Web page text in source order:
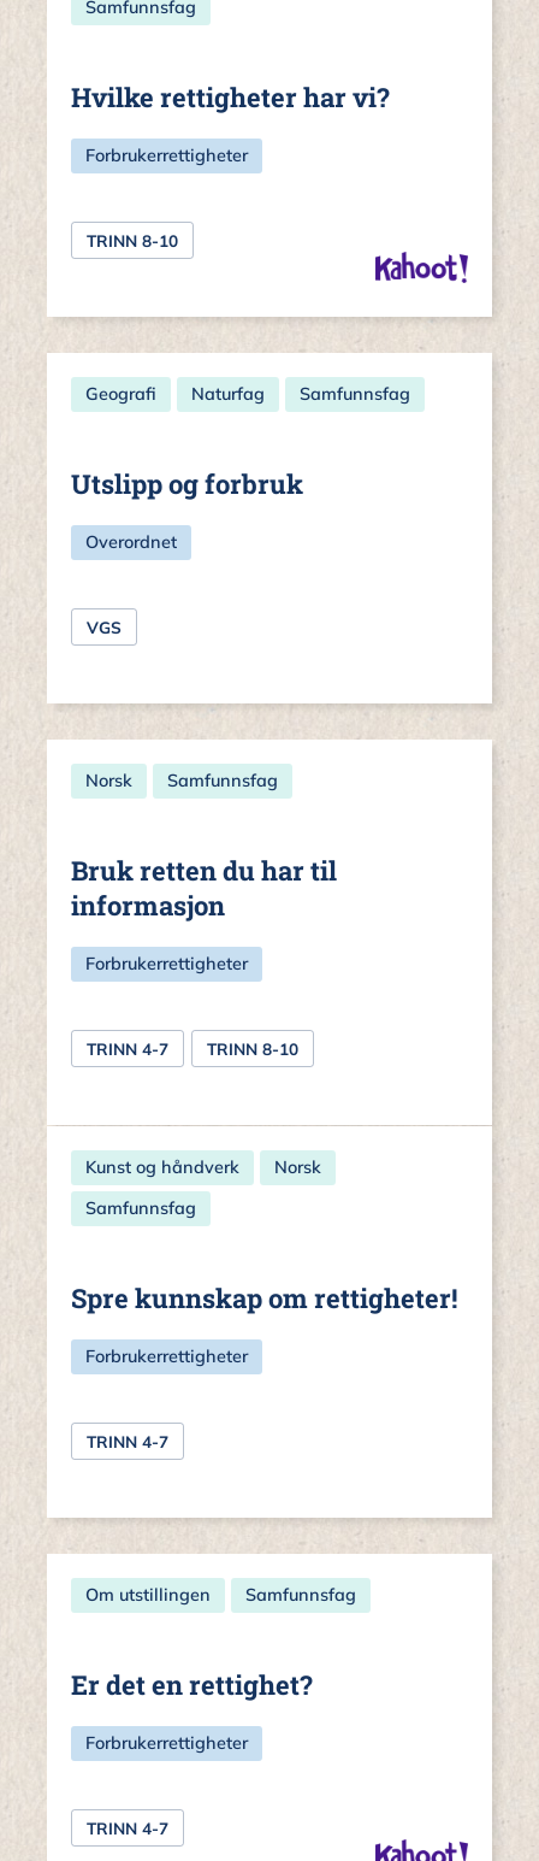
Samfunnsfag
Hvilke rettigheter har vi?
Forbrukerrettigheter
TRINN 8-10
Geografi Naturfag Samfunnsfag
Utslipp og forbruk
Overordnet
VGS
Norsk Samfunnsfag
Bruk retten du har til
informasjon
Forbrukerrettigheter
TRINN 4-7 TRINN 8-10
Kunst og håndverk
Norsk
Samfunnsfag
Spre kunnskap om rettigheter!
Forbrukerrettigheter
TRINN 4-7
Om utstillingen Samfunnsfag
Er det en rettighet?
Forbrukerrettigheter
TRINN 4-7